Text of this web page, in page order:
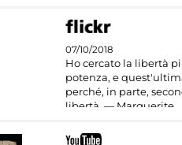
07/10/2018
Ho cercato la libertà
potenza, e
perché, in parte,
libertà. — Marguerite